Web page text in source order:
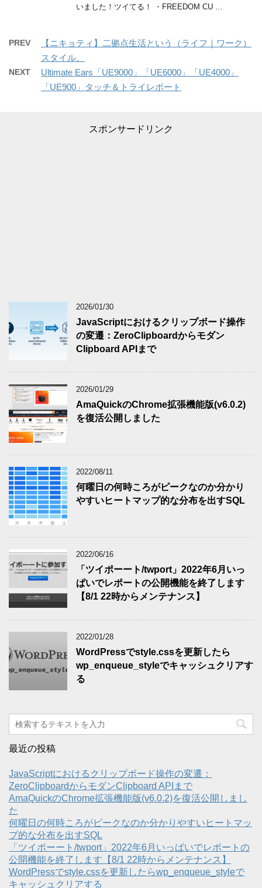
いました！ツイてる！ ・FREEDOM CU …
PREV
【ニキョティ】二拠点生活という（ライフ｜ワーク）
スタイル。
NEXT
Ultimate Ears「UE9000」「UE6000」「UE4000」
「UE900」タッチ＆トライレポート
スポンサードリンク
2026/01/30
JavaScriptにおけるクリップボード操作
の変遷：ZeroClipboardからモダン
Clipboard APIまで
2026/01/29
AmaQuickのChrome拡張機能版(v6.0.2)
を復活公開しました
2022/08/11
何曜日の何時ころがピークなのか分かり
やすいヒートマップ的な分布を出すSQL
2022/06/16
「ツイポーート/twport」2022年6月いっ
ぱいでレポートの公開機能を終了します
【8/1 22時からメンテナンス】
2022/01/28
WordPressでstyle.cssを更新したら
wp_enqueue_styleでキャッシュクリアす
る
最近の投稿
JavaScriptにおけるクリップボード操作の変遷：
ZeroClipboardからモダンClipboard APIまで
AmaQuickのChrome拡張機能版(v6.0.2)を復活公開しまし
た
何曜日の何時ころがピークなのか分かりやすいヒートマッ
プ的な分布を出すSQL
「ツイポーート/twport」2022年6月いっぱいでレポートの
公開機能を終了します【8/1 22時からメンテナンス】
WordPressでstyle.cssを更新したらwp_enqueue_styleで
キャッシュクリアする